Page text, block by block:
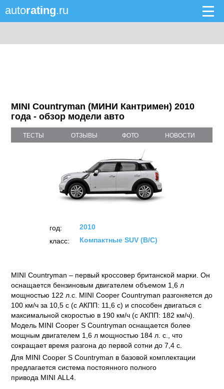
autorating.ru
MINI Countryman (МИНИ Кантримен) 2010
года - обзор модели авто
ТЕСТЫ ОТЗЫВЫ ФОТО НОВОСТИ
год:
2010
класс:
Компактные SUV (B/C)
MINI Countryman – первый кроссовер британской марки. Он
оснащается бензиновым двигателем объемом 1,6 л
мощностью 122 л.с. MINI Cooper Countryman разгоняется до
100 км/ч за 10,5 с (с АКПП: 11,6 с) и способен двигаться с
максимальной скоростью в 190 км/ч (с АКПП: 182 км/ч).
Модель MINI Cooper S Countryman оснащается более
мощным двигателем 1,6 л мощностью 184 л. с., что
сокращает время разгона до первой сотни до 7,4 с.
Для MINI Cooper S Countryman в базовой комплектации
предлагается система постоянного полного
привода MINI ALL4.